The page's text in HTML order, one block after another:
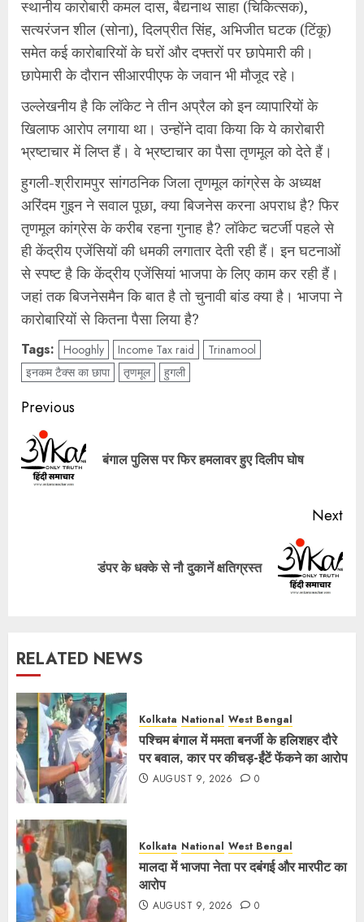
स्थानीय कारोबारी कमल दास, बैद्यनाथ साहा (चिकित्सक),
सत्यरंजन शील (सोना), दिलप्रीत सिंह, अभिजीत घटक (टिंकू)
समेत कई कारोबारियों के घरों और दफ्तरों पर छापेमारी की।
छापेमारी के दौरान सीआरपीएफ के जवान भी मौजूद रहे।
उल्लेखनीय है कि लॉकेट ने तीन अप्रैल को इन व्यापारियों के
खिलाफ आरोप लगाया था। उन्होंने दावा किया कि ये कारोबारी
भ्रष्टाचार में लिप्त हैं। वे भ्रष्टाचार का पैसा तृणमूल को देते हैं।
हुगली-श्रीरामपुर सांगठनिक जिला तृणमूल कांग्रेस के अध्यक्ष
अरिंदम गुइन ने सवाल पूछा, क्या बिजनेस करना अपराध है? फिर
तृणमूल कांग्रेस के करीब रहना गुनाह है? लॉकेट चटर्जी पहले से
ही केंद्रीय एजेंसियों की धमकी लगातार देती रही हैं। इन घटनाओं
से स्पष्ट है कि केंद्रीय एजेंसियां भाजपा के लिए काम कर रही हैं।
जहां तक बिजनेसमैन कि बात है तो चुनावी बांड क्या है। भाजपा ने
कारोबारियों से कितना पैसा लिया है?
Tags: Hooghly Income Tax raid
Trinamool
इनकम टैक्स का छापा
तृणमूल हुगली
Post
navigation
Previous
बंगाल पुलिस पर फिर हमलावर हुए दिलीप घोष
Next
डंपर के धक्के से नौ दुकानें क्षतिग्रस्त
RELATED NEWS
Kolkata National West Bengal
पश्चिम बंगाल में ममता बनर्जी के हलिशहर दौरे
पर बवाल, कार पर कीचड़-ईंटें फेंकने का आरोप
AUGUST 9, 2026 0
Kolkata National West Bengal
मालदा में भाजपा नेता पर दबंगई और मारपीट का
आरोप
AUGUST 9, 2026 0